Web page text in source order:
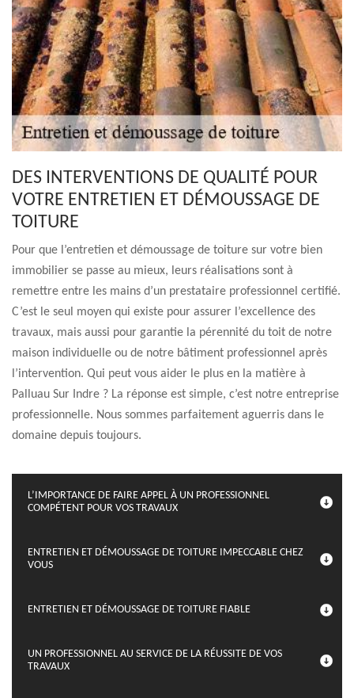
DES INTERVENTIONS DE QUALITÉ POUR
VOTRE ENTRETIEN ET DÉMOUSSAGE DE
TOITURE
Pour que l’entretien et démoussage de toiture sur votre bien
immobilier se passe au mieux, leurs réalisations sont à
remettre entre les mains d’un prestataire professionnel certifié.
C’est le seul moyen qui existe pour assurer l’excellence des
travaux, mais aussi pour garantie la pérennité du toit de notre
maison individuelle ou de notre bâtiment professionnel après
l’intervention. Qui peut vous aider le plus en la matière à
Palluau Sur Indre ? La réponse est simple, c’est notre entreprise
professionnelle. Nous sommes parfaitement aguerris dans le
domaine depuis toujours.
L’IMPORTANCE DE FAIRE APPEL À UN PROFESSIONNEL
COMPÉTENT POUR VOS TRAVAUX
ENTRETIEN ET DÉMOUSSAGE DE TOITURE IMPECCABLE CHEZ
VOUS
ENTRETIEN ET DÉMOUSSAGE DE TOITURE FIABLE
UN PROFESSIONNEL AU SERVICE DE LA RÉUSSITE DE VOS
TRAVAUX